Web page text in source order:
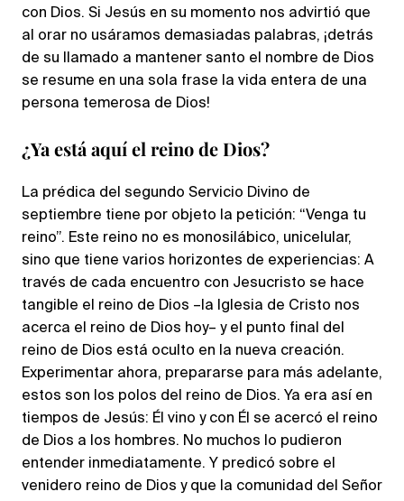
con Dios. Si Jesús en su momento nos advirtió que
al orar no usáramos demasiadas palabras, ¡detrás
de su llamado a mantener santo el nombre de Dios
se resume en una sola frase la vida entera de una
persona temerosa de Dios!
¿Ya está aquí el reino de Dios?
La prédica del segundo Servicio Divino de
septiembre tiene por objeto la petición: “Venga tu
reino”. Este reino no es monosilábico, unicelular,
sino que tiene varios horizontes de experiencias: A
través de cada encuentro con Jesucristo se hace
tangible el reino de Dios –la Iglesia de Cristo nos
acerca el reino de Dios hoy– y el punto final del
reino de Dios está oculto en la nueva creación.
Experimentar ahora, prepararse para más adelante,
estos son los polos del reino de Dios. Ya era así en
tiempos de Jesús: Él vino y con Él se acercó el reino
de Dios a los hombres. No muchos lo pudieron
entender inmediatamente. Y predicó sobre el
venidero reino de Dios y que la comunidad del Señor